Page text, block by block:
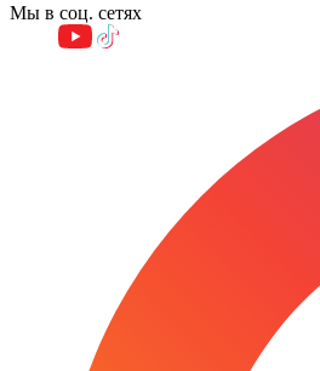
Мы в соц. сетях